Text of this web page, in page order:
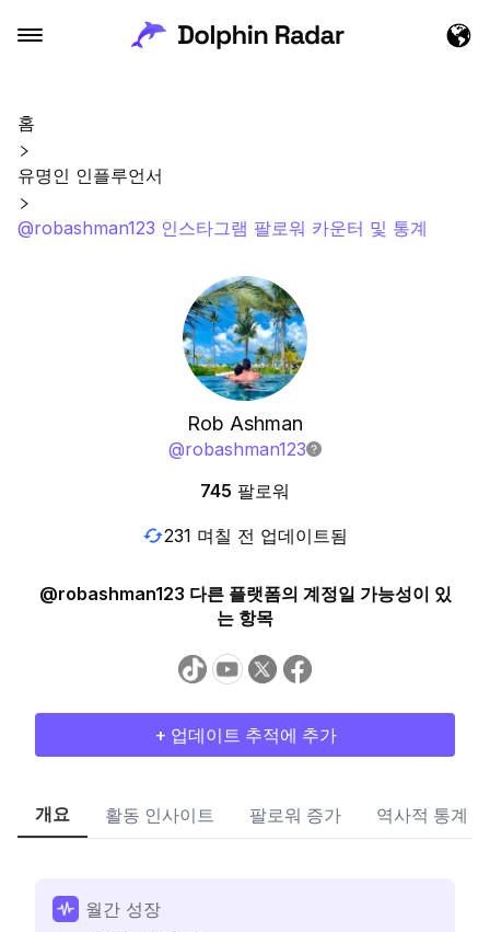
홈
유명인 인플루언서
@robashman123 인스타그램 팔로워 카운터 및 통계
Rob Ashman
@robashman123
745 팔로워
231 며칠 전 업데이트됨
@robashman123 다른 플랫폼의 계정일 가능성이 있
는 항목
+ 업데이트 추적에 추가
개요 활동 인사이트 팔로워 증가 역사적 통계
월간 성장